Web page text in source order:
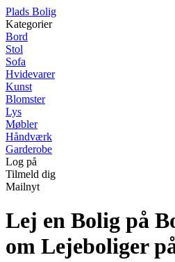
Plads Bolig
Kategorier
Bord
Stol
Sofa
Hvidevarer
Kunst
Blomster
Lys
Møbler
Håndværk
Garderobe
Log på
Tilmeld dig
Mailnyt
Lej en Bolig på
om Lejeboliger